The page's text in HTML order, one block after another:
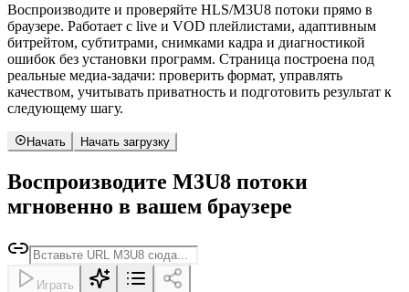
Воспроизводите и проверяйте HLS/M3U8 потоки прямо в
браузере. Работает с live и VOD плейлистами, адаптивным
битрейтом, субтитрами, снимками кадра и диагностикой
ошибок без установки программ. Страница построена под
реальные медиа-задачи: проверить формат, управлять
качеством, учитывать приватность и подготовить результат к
следующему шагу.
Начать Начать загрузку
Воспроизводите M3U8 потоки
мгновенно в вашем браузере
Играть